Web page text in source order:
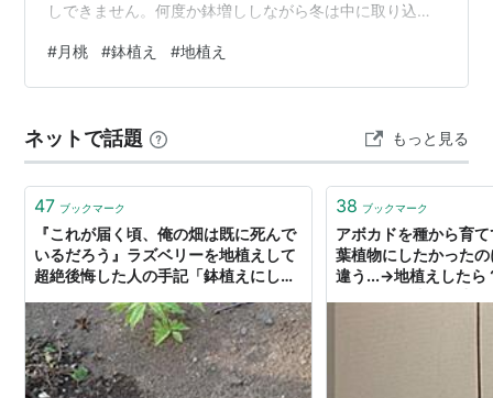
しできません。何度か鉢増ししながら冬は中に取り込ん
げるのも大変、多分根詰まりしているかと。生長もゆっ
くりで前のような大きな葉が出なくなって、水切れも早
しました。寒くなる前に果たして掘り上げる事ができる
のでしょうか。 できれば株分けして小さな鉢にしたいも
のです。
#月桃 #鉢植え #地植え
ネットで話題 もっと見る
47 ブックマーク
『これが届く頃、俺の畑は既に死んで
いるだろう』ラズベリーを地植えして
超絶後悔した人の手記「鉢植えにした
38 ブックマーク
アボカドを種から育
葉植物にしたかった
違う...→地植えしたら